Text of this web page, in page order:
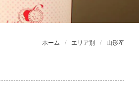
ホーム エリア別 山形産